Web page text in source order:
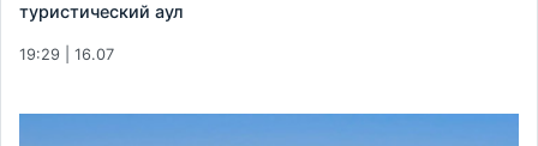
туристический аул
19:29 | 16.07